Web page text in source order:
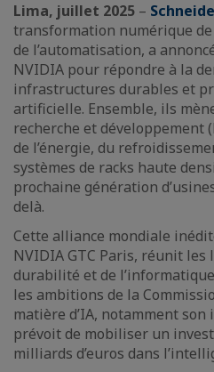
Lima, juillet 2025 –
transformation numérique de
de l’automatisation, a
NVIDIA pour répondre à la
infrastructures durables et
artificielle. Ensemble, ils
recherche et développement
de l’énergie, du
systèmes de racks haute
prochaine génération
delà.
Cette alliance mondiale
NVIDIA GTC Paris, réunit les
durabilité et de
les ambitions de la
matière d’IA, notamment
prévoit de mobiliser un
milliards d’euros dans